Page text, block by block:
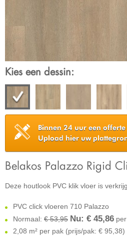
Kies een dessin:
Binnen 24 uur een
Upload hier uw
Belakos Palazzo Rigid
Deze houtlook PVC klik vloer is
PVC click vloeren 710 Palazzo
Normaal: € 53,95 Nu: € 45,86
2,08 m² per pak (prijs/pak: € 95,38)